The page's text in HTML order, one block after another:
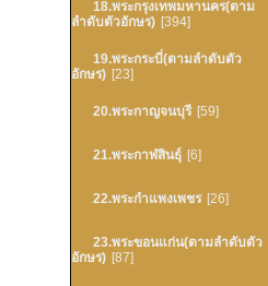
18.พระกรุงเทพมหานคร(ตาม
ลำดับตัวอักษร) [394]
19.พระกระบี่(ตามลำดับตัว
อักษร) [23]
20.พระกาญจนบุรี [59]
21.พระกาฬสินธุ์ [6]
22.พระกำแพงเพชร [26]
23.พระขอนแก่น(ตามลำดับตัว
อักษร) [87]